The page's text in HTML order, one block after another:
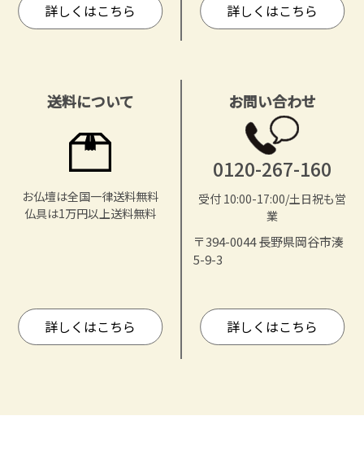
詳しくはこちら 詳しくはこちら
送料について
お仏壇は全国一律送料無料
仏具は1万円以上送料無料
詳しくはこちら
お問い合わせ
0120-267-160
受付 10:00-17:00/土日祝も営
業
〒394-0044 長野県岡谷市湊
5-9-3
詳しくはこちら